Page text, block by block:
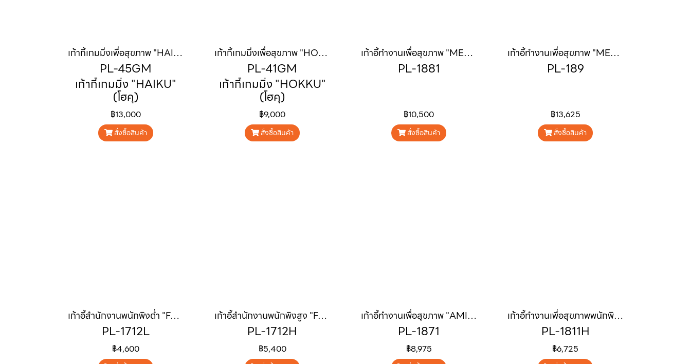
เก้ากี้เกมมิ่งเพื่อสุขภาพ "HAIKU" (ไฮกุ)
PL-45GM
เก้ากี้เกมมิ่ง "HAIKU"
(โฮคุ)
฿13,000
สั่งซื้อสินค้า
เก้ากี้เกมมิ่งเพื่อสุขภาพ "HOKKU" (โฮคุ)
PL-41GM
เก้ากี้เกมมิ่ง "HOKKU"
(โฮคุ)
฿9,000
สั่งซื้อสินค้า
เก้าอี้ทำงานเพื่อสุขภาพ "MERDOZ" (เมอร์ดอซ)
PL-1881
฿10,500
สั่งซื้อสินค้า
เก้าอี้ทำงานเพื่อสุขภาพ "MERSEUSE" (เมอร์-ซูส)
PL-189
฿13,625
สั่งซื้อสินค้า
เก้าอี้สำนักงานพนักพิงต่ำ "FALCON" (ฟอลคอน)
PL-1712L
฿4,600
เก้าอี้สำนักงานพนักพิงสูง "FALCON" (ฟอลคอน)
PL-1712H
฿5,400
เก้าอี้ทำงานเพื่อสุขภาพ "AMIGOS"
PL-1871
฿8,975
เก้าอี้ทำงานเพื่อสุขภาพพนักพิงสูง "WINOS"
PL-1811H
฿6,725